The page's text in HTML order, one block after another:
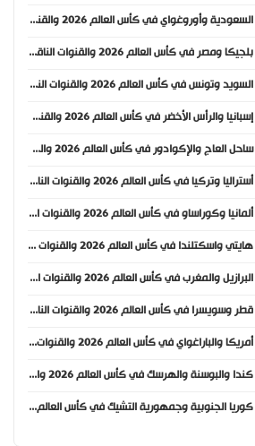
موعد مباراة السعودية وأوروغواي في كأس العالم 2026 والقنوات الناقلة
موعد مباراة بلجيكا ومصر في كأس العالم 2026 والقنوات الناقلة
موعد مباراة السويد وتونس في كأس العالم 2026 والقنوات الناقلة
موعد مباراة إسبانيا والرأس الأخضر في كأس العالم 2026 والقنوات الناقلة
موعد مباراة ساحل العاج والإكوادور في كأس العالم 2026 والقنوات الناقلة
موعد مباراة أستراليا وتركيا في كأس العالم 2026 والقنوات الناقلة
موعد مباراة ألمانيا وكوراساو في كأس العالم 2026 والقنوات الناقلة
موعد مباراة هايتي واسكتلندا في كأس العالم 2026 والقنوات الناقلة
موعد مباراة البرازيل والمغرب في كأس العالم 2026 والقنوات الناقلة
موعد مباراة قطر وسويسرا في كأس العالم 2026 والقنوات الناقلة
موعد مباراة أمريكا والباراغواي في كأس العالم 2026 والقنوات الناقلة
موعد مباراة كندا والبوسنة والهرسك في كأس العالم 2026 والقنوات الناقلة
موعد مباراة كوريا الجنوبية وجمهورية التشيك في كأس العالم 2026 والقنوات الناقلة